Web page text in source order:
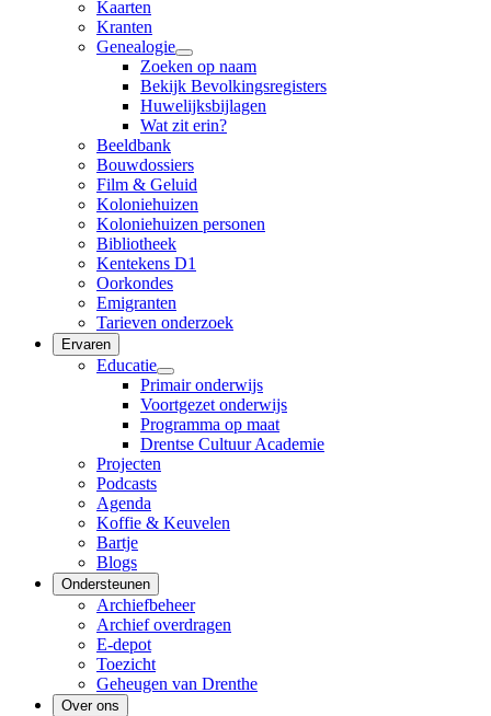
Kaarten
Kranten
Genealogie
Zoeken op naam
Bekijk Bevolkingsregisters
Huwelijksbijlagen
Wat zit erin?
Beeldbank
Bouwdossiers
Film & Geluid
Koloniehuizen
Koloniehuizen personen
Bibliotheek
Kentekens D1
Oorkondes
Emigranten
Tarieven onderzoek
Ervaren
Educatie
Primair onderwijs
Voortgezet onderwijs
Programma op maat
Drentse Cultuur Academie
Projecten
Podcasts
Agenda
Koffie & Keuvelen
Bartje
Blogs
Ondersteunen
Archiefbeheer
Archief overdragen
E-depot
Toezicht
Geheugen van Drenthe
Over ons